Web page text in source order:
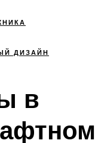
ДИЗАЙН
в